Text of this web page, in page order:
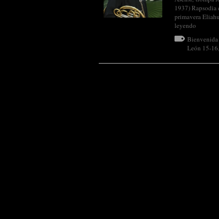
1937)
primavera
leyendo
León 15-16,